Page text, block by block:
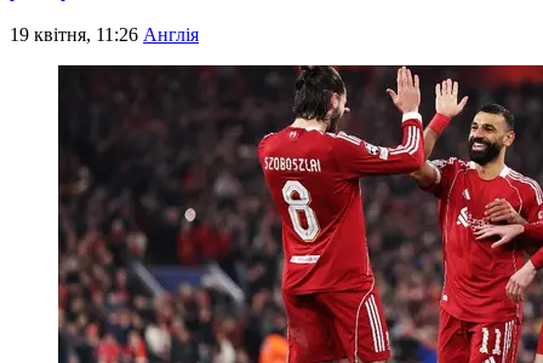
19 квітня, 11:26 Англія